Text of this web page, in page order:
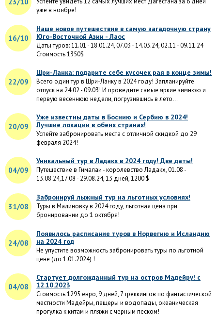
уже в ноябре!
16/10
Наше новое путешествие в самую загадочную страну
Юго-Восточной Азии - Лаос
Даты туров: 11.01 - 18.01.24, 07.03 - 14.03.24, 02.11 - 09.11.24
Стоимость 1350$
22/09
Шри-Ланка: подарите себе кусочек рая в конце зимы!
Всего один тур в Шри-Ланку в 2024 году! Запланируйте
отпуск на 24.02 - 09.03! И проведите самые яркие зимнюю и
первую весеннюю недели, погрузившись в лето...
20/09
Уже известны даты в Боснию и Сербию в 2024!
Лучшие локации в обеих странах!
Успейте забронировать места с отличной скидкой до 29
февраля 2024!
04/09
Уникальный тур в Ладакх в 2024 году! Две даты!
Путешествие в Гималаи - королевство Ладакх, 01.08 -
13.08.24,17.08 - 29.08.24, 13 дней, 1200 $
31/08
Забронируй лыжный тур на льготных условиях!
Туры в Малиновку в 2024 году, льготная цена при
бронировании до 1 октября!
24/08
Появилось расписание туров в Норвегию и Исландию
на 2024 год
Не упустите возможность забронировать туры по льготной
цене (до 1.01.2024) !
04/08
Стартует долгожданный тур на остров Мадейру! с
12.10.2023
Стоимость 1295 евро, 9 дней, 7 треккингов по фантастической
местности Мадейры, пещеры и водопады, океаническая
прогулка к китам и пляжи с черным песком!